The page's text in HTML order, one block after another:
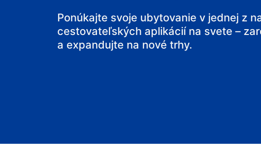
svoj penzión
svoje bed and
Ponúkajte svoje ubytovanie v jednej z
cestovateľských aplikácií na svete –
a expandujte na nové trhy.